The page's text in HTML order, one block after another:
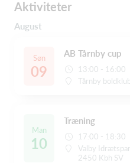
Aktiviteter
August
Søn
09
AB Tårnby cup
13:00 - 16:00
Tårnby boldklub
Man
10
Træning
17:00 - 18:30
Valby
2450 Kbh SV